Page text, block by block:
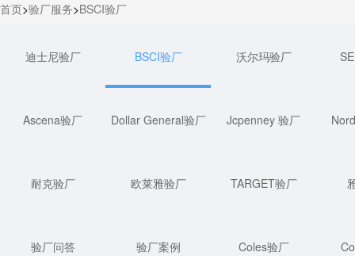
首页>验厂服务>BSCI验厂
迪士尼验厂 BSCI验厂 沃尔玛验厂
Ascena验厂 Dollar General验厂 Jcpenney 验厂
耐克验厂 欧莱雅验厂 TARGET验厂
验厂问答 验厂案例 Coles验厂